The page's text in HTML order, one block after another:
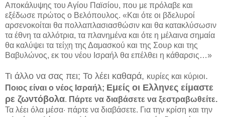
Αποκάλυψης του Αγίου Παϊσίου, που με πρόλαβε και
εξέδωσε πρώτος ο Βελόπουλος. «Και ότε οι βδελυροί
αρσενοκοίται θα πολλαπλασιασθώσιν και θα κατακλύσωσιν
τα έθνη τα αλλότρια, τα πλανημένα και ότε η μέλαινα σημαία
θα καλύψει τα τείχη της Δαμασκού και της Σουρ και της
Βαβυλώνος, εκ του νέου Ισραήλ θα επέλθει η κάθαρσις…»
Τι άλλο να σας πει; Το λέει καθαρά, κυρίες και κύριοι.
Ποιος είναι ο νέος Ισραήλ; Εμείς οι Ελληνες είμαστε
ρε ζωντόβολα. Πάρτε να διαβάσετε να ξεστραβωθείτε.
Τα λέει όλα μέσα· πάρτε να διαβάσετε. Για την κρίση και την